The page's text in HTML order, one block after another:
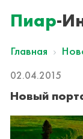
Пиар-
Главная
02.04.2015
Новый